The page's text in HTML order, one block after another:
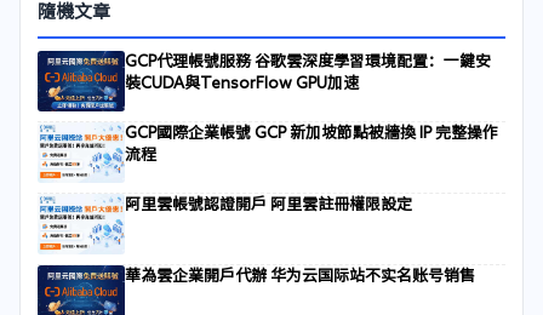
隨機文章
GCP代理帳號服務 谷歌雲深度學習環境配置：一鍵安
裝CUDA與TensorFlow GPU加速
GCP國際企業帳號 GCP 新加坡節點被牆換 IP 完整操作
流程
阿里雲帳號認證開戶 阿里雲註冊權限設定
華為雲企業開戶代辦 华为云国际站不实名账号销售